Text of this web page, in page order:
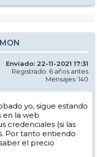
Enviado: 22-11-2021 17:31
Registrado: 6 años antes
Mensajes: 140
yo, sigue estando
en la web
credenciales (si las
Por tanto entiendo
el precio